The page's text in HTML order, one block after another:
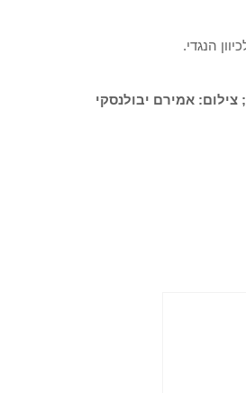
הנגדי.
צילום: אמירם יבולנסקי